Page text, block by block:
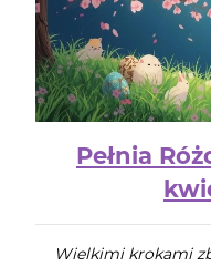
Pełnia
Wielkimi krokami